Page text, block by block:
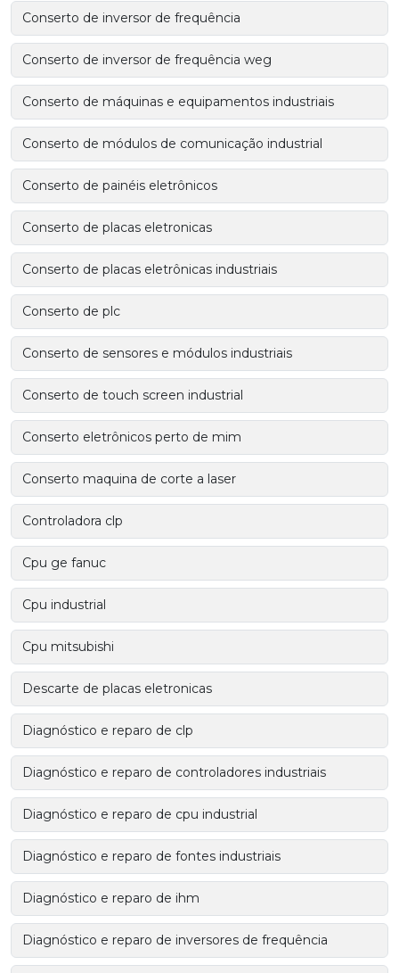
Conserto de inversor de frequência
Conserto de inversor de frequência weg
Conserto de máquinas e equipamentos industriais
Conserto de módulos de comunicação industrial
Conserto de painéis eletrônicos
Conserto de placas eletronicas
Conserto de placas eletrônicas industriais
Conserto de plc
Conserto de sensores e módulos industriais
Conserto de touch screen industrial
Conserto eletrônicos perto de mim
Conserto maquina de corte a laser
Controladora clp
Cpu ge fanuc
Cpu industrial
Cpu mitsubishi
Descarte de placas eletronicas
Diagnóstico e reparo de clp
Diagnóstico e reparo de controladores industriais
Diagnóstico e reparo de cpu industrial
Diagnóstico e reparo de fontes industriais
Diagnóstico e reparo de ihm
Diagnóstico e reparo de inversores de frequência